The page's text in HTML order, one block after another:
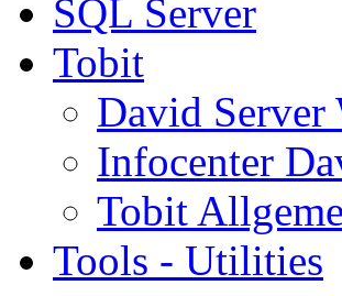
SQL Server
Tobit
David Server
Infocenter
Tobit
Tools - Utilities